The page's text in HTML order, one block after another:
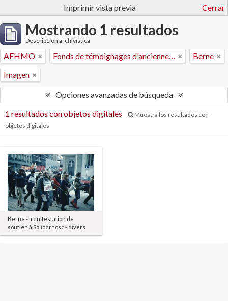
Imprimir vista previa Cerrar
Mostrando 1 resultados
Descripción archivística
AEHMO Fonds de témoignages d'anciennes et anciens militants
Berne
Imagen
Opciones avanzadas de búsqueda
1 resultados con objetos digitales
Muestra los resultados con
objetos digitales
Berne - manifestation de
soutien à Solidarnosc - divers